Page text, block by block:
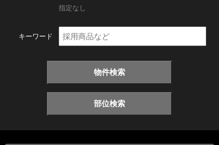
指定なし
キーワード
物件検索
部位検索